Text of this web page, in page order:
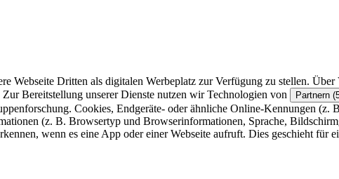
Dritten als digitalen Werbeplatz zur Verfügung zu stellen. Über
Zur Bereitstellung unserer Dienste nutzen wir Technologien von Partnern
Cookies, Endgeräte- oder ähnliche Online-Kennungen (z.
(z. B. Browsertyp und Browserinformationen, Sprache,
wenn es eine App oder einer Webseite aufruft. Dies geschieht für